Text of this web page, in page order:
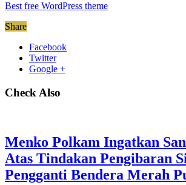
Best free WordPress theme
Share
Facebook
Twitter
Google +
Check Also
Menko Polkam Ingatkan
Atas Tindakan Pengibaran
Pengganti Bendera Merah